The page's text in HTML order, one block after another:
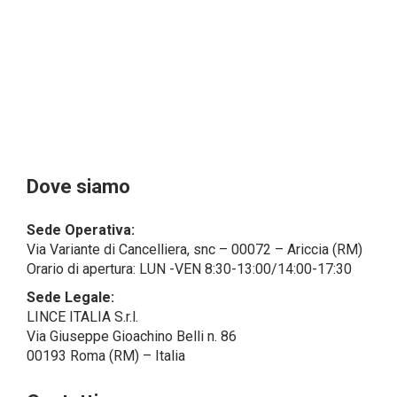
Alcuni segmenti dell’attività richiesta potrebbero
l’espletamento di alcune attività determinate a
società esterne che presentano le garanzie richieste
dal GDPR, abilitandole e a compiere
operazioni determinate per conto di LINCE ITALIA e
conformemente alle istruzioni fornite da
quest’ultima sulla base di specifico accordo per la
gestione dei dati.
Dove siamo
Sede Operativa:
Via Variante di Cancelliera, snc – 00072 – Ariccia (RM)
Orario di apertura: LUN -VEN 8:30-13:00/14:00-17:30
Sede Legale:
LINCE ITALIA S.r.l.
Via Giuseppe Gioachino Belli n. 86
00193 Roma (RM) – Italia